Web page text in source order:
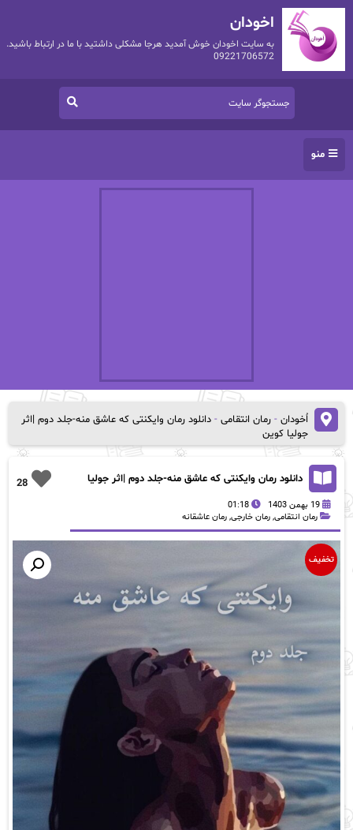
اخودان
به سایت اخودان خوش آمدید هرجا مشکلی داشتید با ما در ارتباط باشید.
09221706572
منو
اُخودان- رمان انتقامی- دانلود رمان وایکنتی که عاشق منه-جلد دوم |اثر
جولیا کوین
28
دانلود رمان وایکنتی که عاشق منه-جلد دوم |اثر جولیا
19 بهمن 1403
01:18
رمان انتقامی, رمان خارجی, رمان عاشقانه
تخفیف